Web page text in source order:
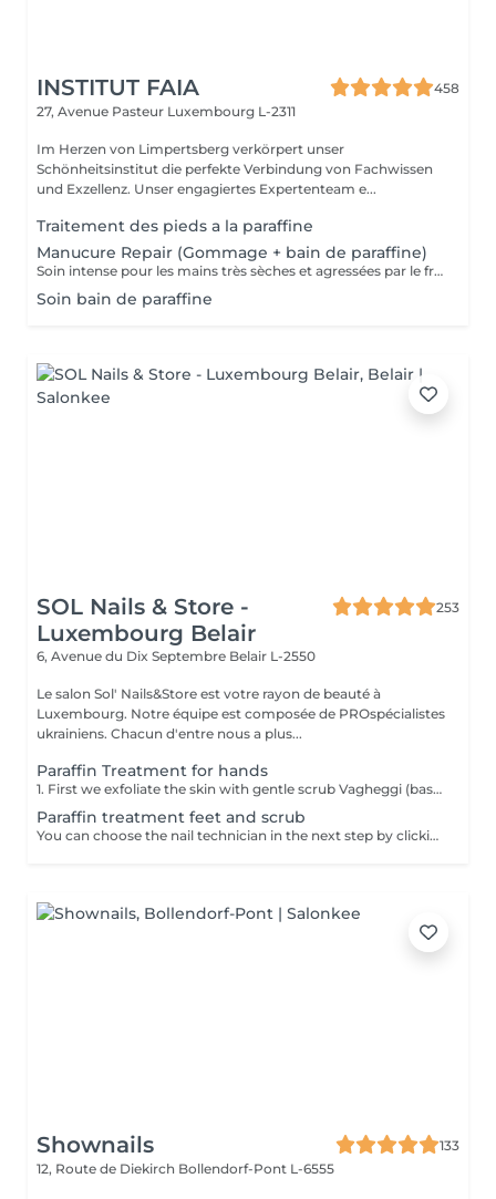
INSTITUT FAIA
458
27, Avenue Pasteur Luxembourg L-2311
Im Herzen von Limpertsberg verkörpert unser
Schönheitsinstitut die perfekte Verbindung von Fachwissen
und Exzellenz. Unser engagiertes Expertenteam e...
Traitement des pieds a la paraffine
Manucure Repair (Gommage + bain de paraffine)
Soin intense pour les mains très sèches et agressées par le froid ou les produits. Comprend le limage des ongles, la pousse et la coupe des cuticules, gommage, masque à la paraffine de 10 minutes et massage avec une crème de soin. Application d'une base transparente si désirée.
Soin bain de paraffine
SOL Nails & Store -
Luxembourg Belair
253
6, Avenue du Dix Septembre Belair L-2550
Le salon Sol' Nails&Store est votre rayon de beauté à
Luxembourg. Notre équipe est composée de PROspécialistes
ukrainiens. Chacun d'entre nous a plus...
Paraffin Treatment for hands
1. First we exfoliate the skin with gentle scrub Vagheggi (based on brown sugar and ground coffee that have an exfoliating effect; also it includes detoxifying green clay) 2. After, we apply hydrating cream Vagheggi (that includes coconut oil and cocoa butter, vitamin E and moisturising hyaluronic acid) - it's amazing for nourishing and hydrating. 3. The last step is the paraffin wax itself. You gently dip a few times your hand into the warm melted paraffin. It builds up a thick, warm "glove" of wax. 4. Once the wax layers are set, the hand is wrapped in a protective plastic liner and then placed into a soft glove. This insulates the heat and allows the moisture to be absorbed. For 15-20 min you have time to rest and relax. 5. The final step is to remove everything and your hands are ready, fully nourished. Depending on your skin and desire, you can repeat this treatment 2-4 time once a week or 2 weeks to get a cumulative effect. Advantages: Deeply nourishes dry skin, restores elasticity, and provides a "velvet skin" effect. Ideal after winter.
Paraffin treatment feet and scrub
You can choose the nail technician in the next step by clicking "Select employee". 1. First we exfoliate the skin with gentle scrub Vagheggi (based on brown sugar and ground coffee that have an exfoliating effect; also it includes detoxifying green clay) 2. After, we apply hydrating cream Vagheggi (that includes coconut oil and cocoa butter, vitamin E and moisturising hyaluronic acid) - it's amazing for nourishing and hydrating. 3. The last step is the paraffin wax itself. You gently dip a few times your foot into the warm melted paraffin. It builds up a thick, warm "glove" of wax. 4. Once the wax layers are set, the foot is wrapped in a protective plastic liner and then placed into a soft glove. This insulates the heat and allows the moisture to be absorbed. For 15-20 min you have time to rest and relax. 5. The final step is to remove everything and your feet are ready, fully nourished. Depending on your skin and desire, you can repeat this treatment 2-4 time once a week or 2 weeks to get a cumulative effect. Advantages: Deeply nourishes dry skin, restores elasticity, and provides a "velvet skin" effect. Ideal after winter.
Shownails
133
12, Route de Diekirch Bollendorf-Pont L-6555